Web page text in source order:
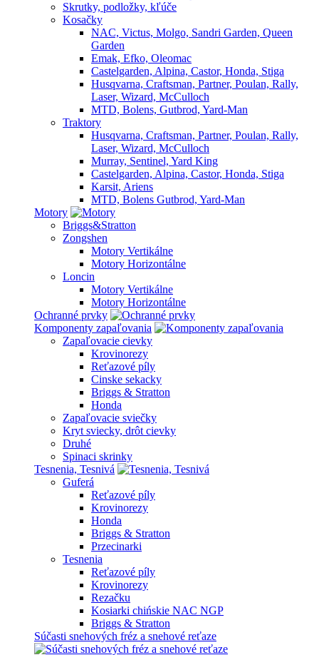
Skrutky, podložky, kľúče
Kosačky
NAC, Victus, Molgo, Sandri Garden, Queen
Garden
Emak, Efko, Oleomac
Castelgarden, Alpina, Castor, Honda, Stiga
Husqvarna, Craftsman, Partner, Poulan, Rally,
Laser, Wizard, McCulloch
MTD, Bolens, Gutbrod, Yard-Man
Traktory
Husqvarna, Craftsman, Partner, Poulan, Rally,
Laser, Wizard, McCulloch
Murray, Sentinel, Yard King
Castelgarden, Alpina, Castor, Honda, Stiga
Karsit, Ariens
MTD, Bolens Gutbrod, Yard-Man
Motory
Briggs&Stratton
Zongshen
Motory Vertikálne
Motory Horizontálne
Loncin
Motory Vertikálne
Motory Horizontálne
Ochranné prvky
Komponenty zapaľovania
Zapaľovacie cievky
Krovinorezy
Reťazové píly
Cinske sekacky
Briggs & Stratton
Honda
Zapaľovacie sviečky
Kryt sviecky, drôt cievky
Druhé
Spinaci skrinky
Tesnenia, Tesnivá
Guferá
Reťazové píly
Krovinorezy
Honda
Briggs & Stratton
Przecinarki
Tesnenia
Reťazové píly
Krovinorezy
Rezačku
Kosiarki chińskie NAC NGP
Briggs & Stratton
Súčasti snehových fréz a snehové reťaze